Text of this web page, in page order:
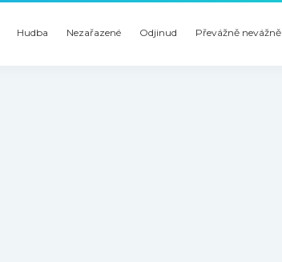
Hudba Nezařazené Odjinud Převážně nevážně